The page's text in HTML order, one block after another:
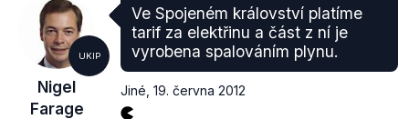
UKIP
Nigel
Farage
Ve Spojeném království platíme
tarif za elektřinu a část z ní je
vyrobena spalováním plynu.
Jiné 19. června 2012